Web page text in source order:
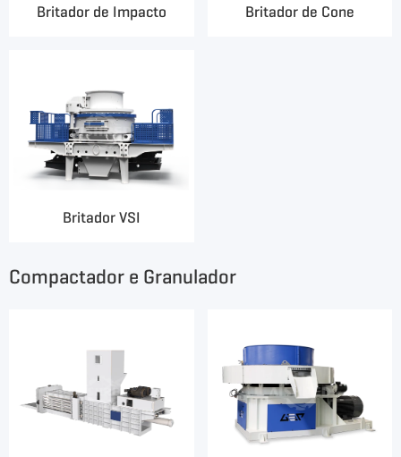
Britador de Impacto Britador de Cone
Britador VSI
Compactador e Granulador